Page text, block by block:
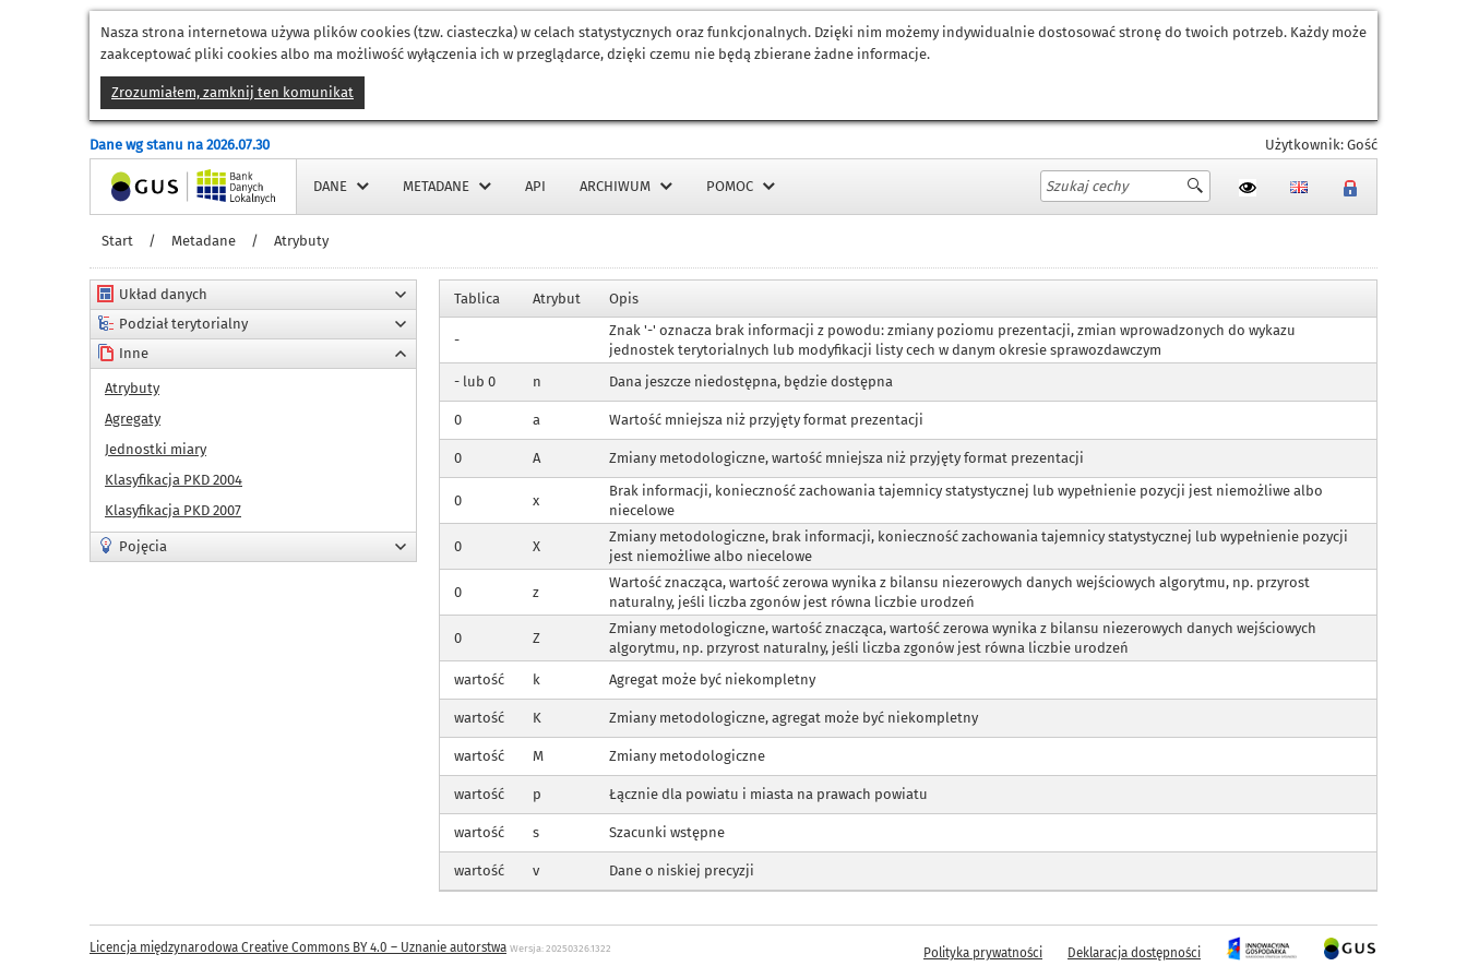
Nasza strona internetowa używa plików cookies (tzw. ciasteczka) w celach statystycznych oraz funkcjonalnych. Dzięki nim możemy indywidualnie dostosować stronę do twoich potrzeb. Każdy może
zaakceptować pliki cookies albo ma możliwość wyłączenia ich w przeglądarce, dzięki czemu nie będą zbierane żadne informacje.
Zrozumiałem, zamknij ten komunikat
Dane wg stanu na 2026.07.30 Użytkownik: Gość
Strona główna DANE METADANE API ARCHIWUM POMOC
Start / Metadane / Atrybuty
Układ danych
Podział terytorialny
Inne
Atrybuty
Agregaty
Jednostki miary
Klasyfikacja PKD 2004
Klasyfikacja PKD 2007
Pojęcia
Tablica Atrybut Opis
-
Znak '-' oznacza brak informacji z powodu: zmiany poziomu prezentacji, zmian wprowadzonych do wykazu
jednostek terytorialnych lub modyfikacji listy cech w danym okresie sprawozdawczym
- lub 0
n Dana jeszcze niedostępna, będzie dostępna
0 a Wartość mniejsza niż przyjęty format prezentacji
0 A Zmiany metodologiczne, wartość mniejsza niż przyjęty format prezentacji
0 x
Brak informacji, konieczność zachowania tajemnicy statystycznej lub wypełnienie pozycji jest niemożliwe albo
niecelowe
0 X
Zmiany metodologiczne, brak informacji, konieczność zachowania tajemnicy statystycznej lub wypełnienie pozycji
jest niemożliwe albo niecelowe
0 z
Wartość znacząca, wartość zerowa wynika z bilansu niezerowych danych wejściowych algorytmu, np. przyrost
naturalny, jeśli liczba zgonów jest równa liczbie urodzeń
0 Z
Zmiany metodologiczne, wartość znacząca, wartość zerowa wynika z bilansu niezerowych danych wejściowych
algorytmu, np. przyrost naturalny, jeśli liczba zgonów jest równa liczbie urodzeń
wartość
k Agregat może być niekompletny
wartość K Zmiany metodologiczne, agregat może być niekompletny
wartość M Zmiany metodologiczne
wartość p Łącznie dla powiatu i miasta na prawach powiatu
wartość s Szacunki wstępne
wartość v Dane o niskiej precyzji
Licencja międzynarodowa Creative Commons BY 4.0 – Uznanie autorstwa Wersja: 20250326.1322 Polityka prywatności Deklaracja dostępności